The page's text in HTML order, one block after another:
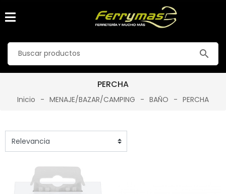
search
PERCHA
Inicio MENAJE/BAZAR/CAMPING BAÑO PERCHA